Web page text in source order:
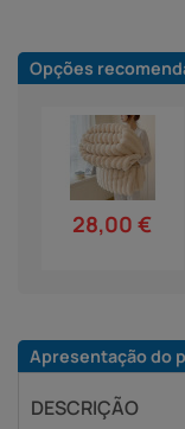
Opções
28,00 €
Apresentação do
DESCRIÇÃO